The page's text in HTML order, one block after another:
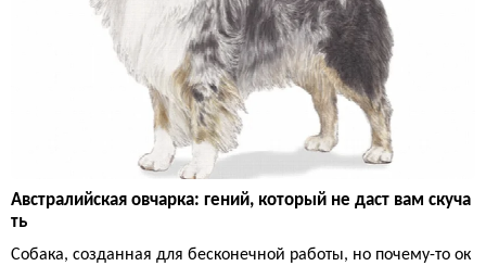
Австралийская овчарка: гений, который не даст вам скуча
ть
Собака, созданная для бесконечной работы, но почему-то ок